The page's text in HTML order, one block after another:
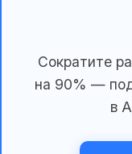
Сократите
на 90% —
в